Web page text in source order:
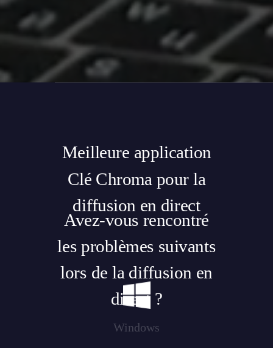
Avez-vous rencontré
les problèmes suivants
lors de la diffusion en
direct ?
CASTTINGO
Meilleure application
Clé Chroma pour la
diffusion en direct
Windows